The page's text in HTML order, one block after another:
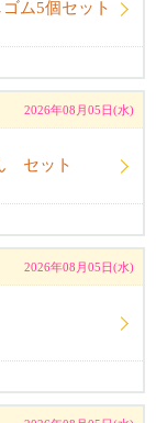
ム5個セット
2026年08月05日(水)
セット
2026年08月05日(水)